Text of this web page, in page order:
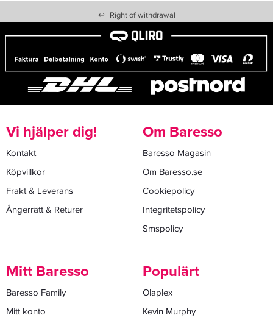
↩ Right of withdrawal
Vi hjälper dig!
Kontakt
Köpvillkor
Frakt & Leverans
Ångerrätt & Returer
Om Baresso
Baresso Magasin
Om Baresso.se
Cookiepolicy
Integritetspolicy
Smspolicy
Mitt Baresso
Baresso Family
Mitt konto
Populärt
Olaplex
Kevin Murphy